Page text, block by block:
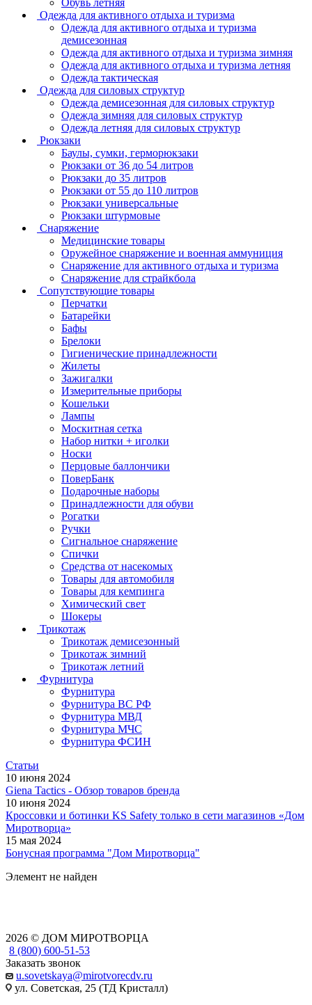
Обувь летняя
Одежда для активного отдыха и туризма
Одежда для активного отдыха и туризма
демисезонная
Одежда для активного отдыха и туризма зимняя
Одежда для активного отдыха и туризма летняя
Одежда тактическая
Одежда для силовых структур
Одежда демисезонная для силовых структур
Одежда зимняя для силовых структур
Одежда летняя для силовых структур
Рюкзаки
Баулы, сумки, герморюкзаки
Рюкзаки от 36 до 54 литров
Рюкзаки до 35 литров
Рюкзаки от 55 до 110 литров
Рюкзаки универсальные
Рюкзаки штурмовые
Снаряжение
Медицинские товары
Оружейное снаряжение и военная аммуниция
Снаряжение для активного отдыха и туризма
Снаряжение для страйкбола
Сопутствующие товары
Перчатки
Батарейки
Бафы
Брелоки
Гигиенические принадлежности
Жилеты
Зажигалки
Измерительные приборы
Кошельки
Лампы
Москитная сетка
Набор нитки + иголки
Носки
Перцовые баллончики
ПоверБанк
Подарочные наборы
Принадлежности для обуви
Рогатки
Ручки
Сигнальное снаряжение
Спички
Средства от насекомых
Товары для автомобиля
Товары для кемпинга
Химический свет
Шокеры
Трикотаж
Трикотаж демисезонный
Трикотаж зимний
Трикотаж летний
Фурнитура
Фурнитура
Фурнитура ВС РФ
Фурнитура МВД
Фурнитура МЧС
Фурнитура ФСИН
Статьи
10 июня 2024
Giena Tactics - Обзор товаров бренда
10 июня 2024
Кроссовки и ботинки KS Safety только в сети магазинов «Дом
Миротворца»
15 мая 2024
Бонусная программа "Дом Миротворца"
Элемент не найден
2026 © ДОМ МИРОТВОРЦА
8 (800) 600-51-53
Заказать звонок
u.sovetskaya@mirotvorecdv.ru
ул. Советская, 25 (ТД Кристалл)